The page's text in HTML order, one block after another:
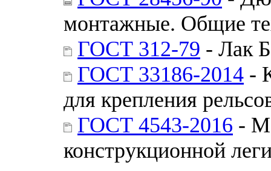
монтажные. Общие
ГОСТ 312-79 - Лак
ГОСТ 33186-2014 -
для крепления
ГОСТ 4543-2016 -
конструкционной